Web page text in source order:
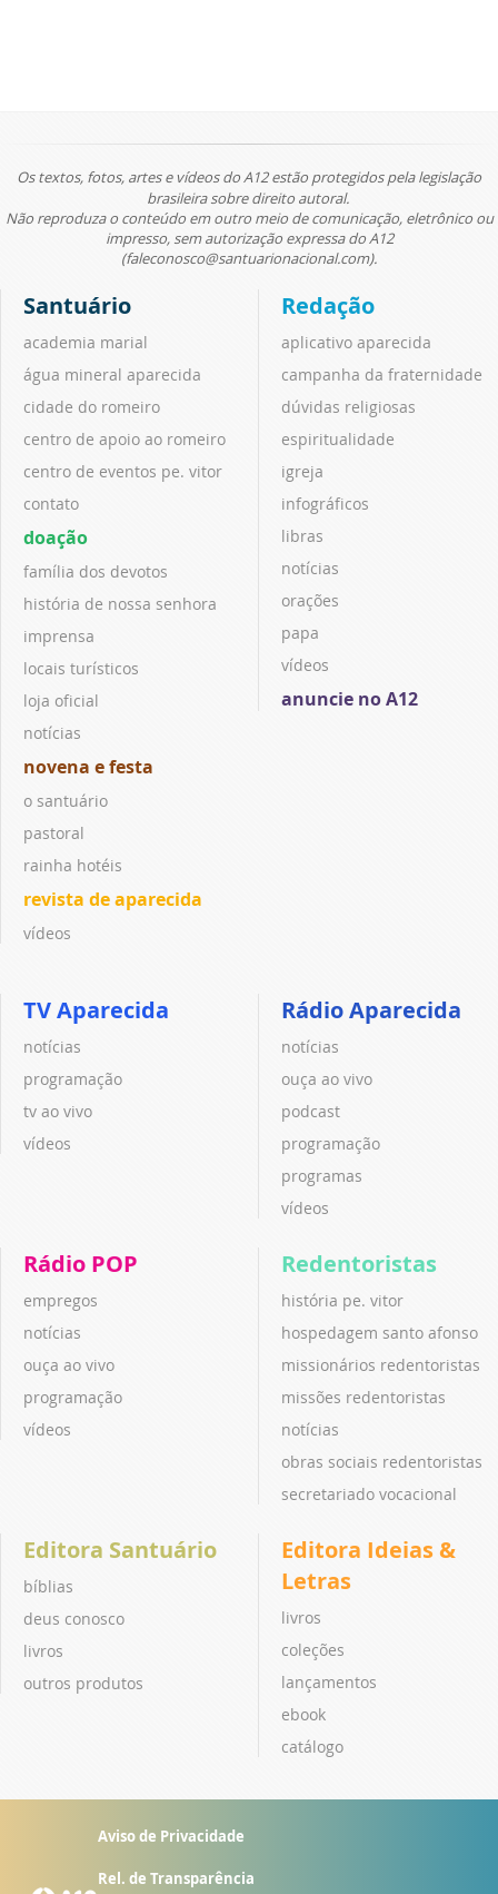
Os textos, fotos, artes e vídeos do A12 estão protegidos pela legislação
brasileira sobre direito autoral.
Não reproduza o conteúdo em outro meio de comunicação, eletrônico ou
impresso, sem autorização expressa do A12
(faleconosco@santuarionacional.com).
Santuário
academia marial
água mineral aparecida
cidade do romeiro
centro de apoio ao romeiro
centro de eventos pe. vitor
contato
doação
família dos devotos
história de nossa senhora
imprensa
locais turísticos
loja oficial
notícias
novena e festa
o santuário
pastoral
rainha hotéis
revista de aparecida
vídeos
Redação
aplicativo aparecida
campanha da fraternidade
dúvidas religiosas
espiritualidade
igreja
infográficos
libras
notícias
orações
papa
vídeos
anuncie no A12
TV Aparecida
notícias
programação
tv ao vivo
vídeos
Rádio Aparecida
notícias
ouça ao vivo
podcast
programação
programas
vídeos
Rádio POP
empregos
notícias
ouça ao vivo
programação
vídeos
Redentoristas
história pe. vitor
hospedagem santo afonso
missionários redentoristas
missões redentoristas
notícias
obras sociais redentoristas
secretariado vocacional
Editora Santuário
bíblias
deus conosco
livros
outros produtos
Editora Ideias &
Letras
livros
coleções
lançamentos
ebook
catálogo
Aviso de Privacidade
Rel. de Transparência